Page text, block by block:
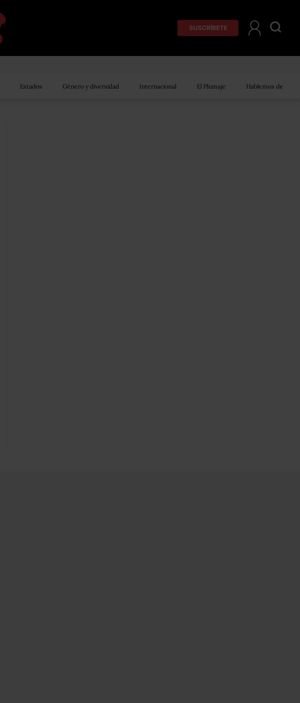
SUSCRÍBETE
Estados Género y diversidad Internacional El Plumaje Hablemos de